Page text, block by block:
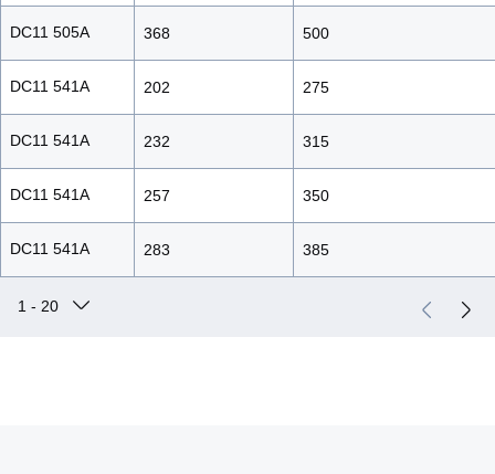
DC11 505A 368 500
DC11 541A 202 275
DC11 541A 232 315
DC11 541A 257 350
DC11 541A 283 385